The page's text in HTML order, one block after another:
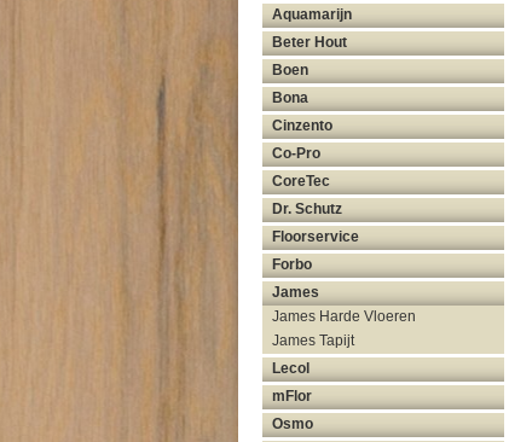
Aquamarijn
Beter Hout
Boen
Bona
Cinzento
Co-Pro
CoreTec
Dr. Schutz
Floorservice
Forbo
James
James Harde Vloeren
James Tapijt
Lecol
mFlor
Osmo